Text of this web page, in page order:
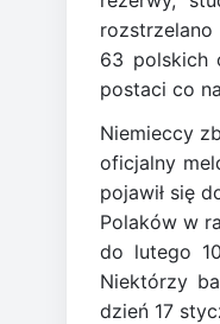
63 polskich
postaci co
Niemieccy
oficjalny
pojawił się
Polaków w
do lutego
Niektórzy
dzień 17